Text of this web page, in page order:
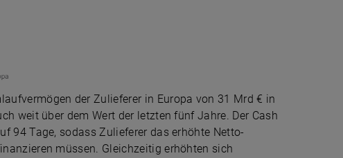
der Zulieferer in Europa von 31 Mrd € in
weit über dem Wert der letzten fünf Jahre. Der Cash
94 Tage, sodass Zulieferer das erhöhte Netto-
müssen. Gleichzeitig erhöhten sich